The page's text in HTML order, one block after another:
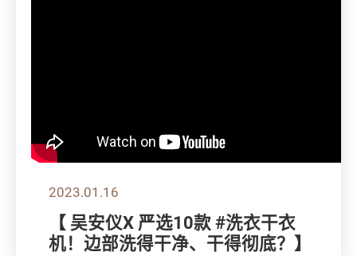
2023.01.16
【 吴安仪X 严选10款 #洗衣干衣
机！边部洗得干净、干得彻底？】